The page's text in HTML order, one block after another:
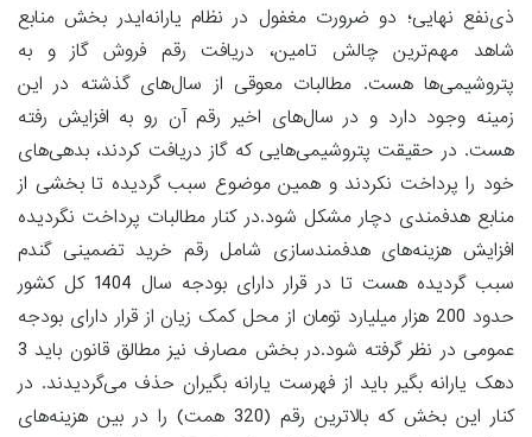
ذی‌نفع نهایی؛ دو ضرورت مغفول در نظام یارانه‌ایدر بخش منابع
شاهد مهم‌ترین چالش تامین، دریافت رقم فروش گاز و به
پتروشیمی‌ها هست. مطالبات معوقی از سال‌های گذشته در این
زمینه وجود دارد و در سال‌های اخیر رقم آن رو به افزایش رفته
هست. در حقیقت پتروشیمی‌هایی که گاز دریافت کردند، بدهی‌های
خود را پرداخت نکردند و همین موضوع سبب گردیده تا بخشی از
منابع هدفمندی دچار مشکل شود.در کنار مطالبات پرداخت نگردیده
افزایش هزینه‌های هدفمندسازی شامل رقم خرید تضمینی گندم
سبب گردیده هست تا در قرار دارای بودجه سال 1404 کل کشور
حدود 200 هزار میلیارد تومان از محل کمک زیان از قرار دارای بودجه
عمومی در نظر گرفته شود.در بخش مصارف نیز مطالق قانون باید 3
دهک یارانه بگیر باید از فهرست یارانه بگیران حذف می‌گردیدند. در
کنار این بخش که بالاترین رقم (320 همت) را در بین هزینه‌های